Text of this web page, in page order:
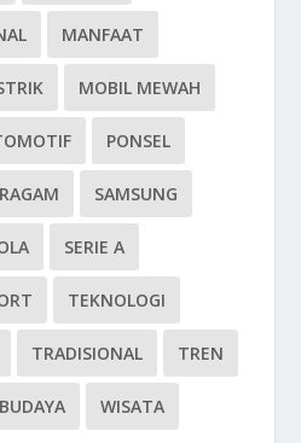
MANFAAT
MOBIL MEWAH
PONSEL
RAGAM SAMSUNG
SERIE A
TEKNOLOGI
TRADISIONAL TREN
WISATA